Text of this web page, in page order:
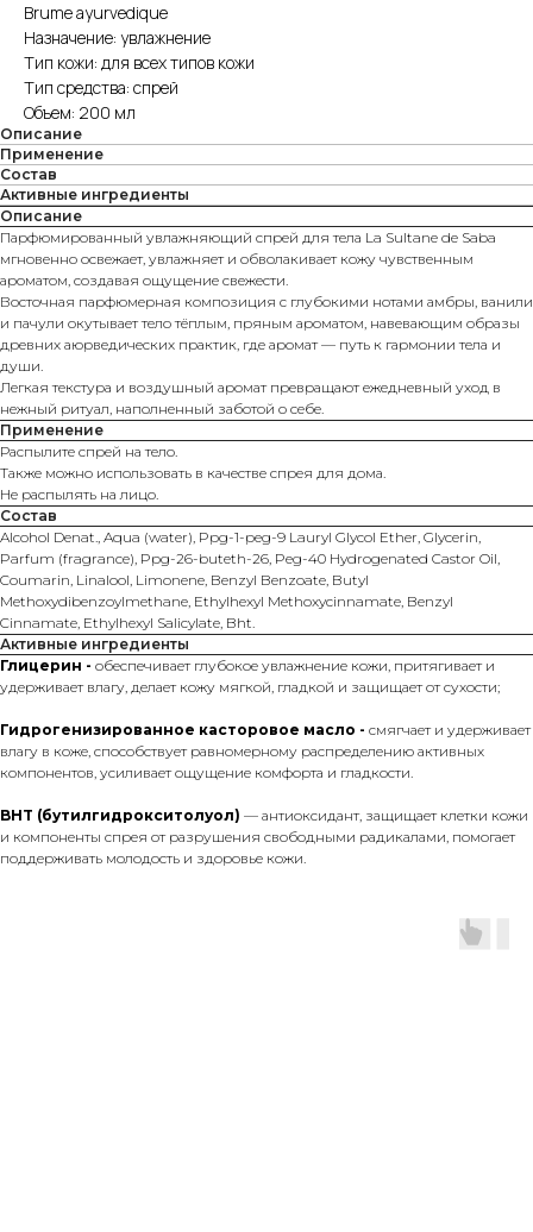
Brume ayurvedique
Назначение: увлажнение
Тип кожи: для всех типов кожи
Тип средства: спрей
Объем: 200 мл
Описание
Применение
Состав
Активные ингредиенты
Описание
Парфюмированный увлажняющий спрей для тела La Sultane de Saba
мгновенно освежает, увлажняет и обволакивает кожу чувственным
ароматом, создавая ощущение свежести.
Восточная парфюмерная композиция с глубокими нотами амбры, ванили
и пачули окутывает тело тёплым, пряным ароматом, навевающим образы
древних аюрведических практик, где аромат — путь к гармонии тела и
души.
Легкая текстура и воздушный аромат превращают ежедневный уход в
нежный ритуал, наполненный заботой о себе.
Применение
Распылите спрей на тело.
Также можно использовать в качестве спрея для дома.
Не распылять на лицо.
Состав
Alcohol Denat., Aqua (water), Ppg-1-peg-9 Lauryl Glycol Ether, Glycerin,
Parfum (fragrance), Ppg-26-buteth-26, Peg-40 Hydrogenated Castor Oil,
Coumarin, Linalool, Limonene, Benzyl Benzoate, Butyl
Methoxydibenzoylmethane, Ethylhexyl Methoxycinnamate, Benzyl
Cinnamate, Ethylhexyl Salicylate, Bht.
Активные ингредиенты
Глицерин - обеспечивает глубокое увлажнение кожи, притягивает и
удерживает влагу, делает кожу мягкой, гладкой и защищает от сухости;
Гидрогенизированное касторовое масло - смягчает и удерживает
влагу в коже, способствует равномерному распределению активных
компонентов, усиливает ощущение комфорта и гладкости.
BHT (бутилгидрокситолуол) — антиоксидант, защищает клетки кожи
и компоненты спрея от разрушения свободными радикалами, помогает
поддерживать молодость и здоровье кожи.